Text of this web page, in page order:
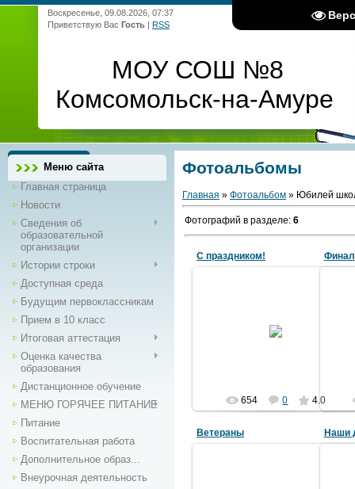
Воскресенье, 09.08.2026, 07:37
Приветствую Вас Гость | RSS
МОУ СОШ №8
Комсомольск-на-Амуре
Меню сайта
Главная страница
Новости
Сведения об
образовательной
организации
Истории строки
Доступная среда
Будущим первоклассникам
Прием в 10 класс
Итоговая аттестация
Оценка качества
образования
Дистанционное обучение
МЕНЮ ГОРЯЧЕЕ ПИТАНИЕ
Питание
Воспитательная работа
Дополнительное образ...
Внеурочная деятельность
Фотоальбомы
Главная » Фотоальбом » Юбилей
Фотографий в разделе: 6
С праздником!
654 0 4.0
Финал
Ветераны Наши